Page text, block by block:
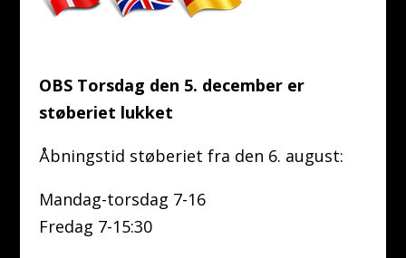
OBS Torsdag den 5. december er
støberiet lukket
Åbningstid støberiet fra den 6. august:
Mandag-torsdag 7-16
Fredag 7-15:30